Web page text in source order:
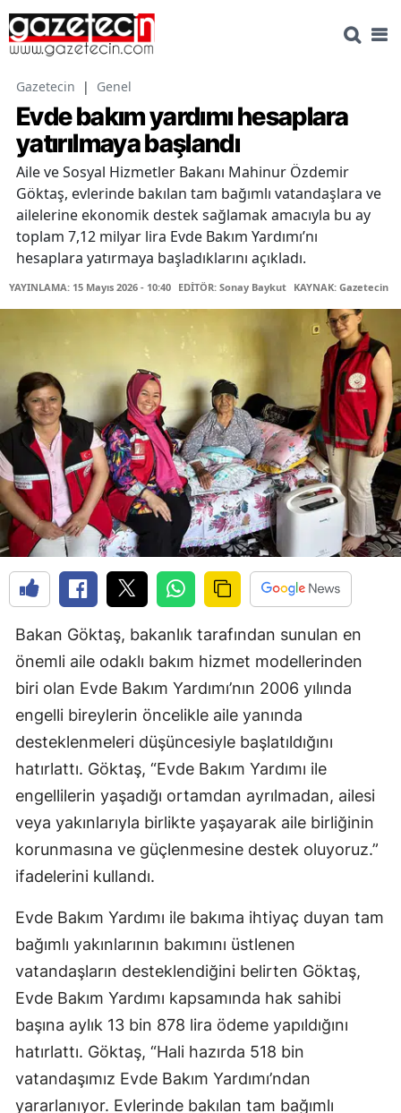
Gazetecin | Genel
Evde bakım yardımı hesaplara
yatırılmaya başlandı
Aile ve Sosyal Hizmetler Bakanı Mahinur Özdemir
Göktaş, evlerinde bakılan tam bağımlı vatandaşlara ve
ailelerine ekonomik destek sağlamak amacıyla bu ay
toplam 7,12 milyar lira Evde Bakım Yardımı’nı
hesaplara yatırmaya başladıklarını açıkladı.
YAYINLAMA: 15 Mayıs 2026 - 10:40 EDİTÖR: Sonay Baykut KAYNAK: Gazetecin
Bakan Göktaş, bakanlık tarafından sunulan en
önemli aile odaklı bakım hizmet modellerinden
biri olan Evde Bakım Yardımı’nın 2006 yılında
engelli bireylerin öncelikle aile yanında
desteklenmeleri düşüncesiyle başlatıldığını
hatırlattı. Göktaş, “Evde Bakım Yardımı ile
engellilerin yaşadığı ortamdan ayrılmadan, ailesi
veya yakınlarıyla birlikte yaşayarak aile birliğinin
korunmasına ve güçlenmesine destek oluyoruz.”
ifadelerini kullandı.
Evde Bakım Yardımı ile bakıma ihtiyaç duyan tam
bağımlı yakınlarının bakımını üstlenen
vatandaşların desteklendiğini belirten Göktaş,
Evde Bakım Yardımı kapsamında hak sahibi
başına aylık 13 bin 878 lira ödeme yapıldığını
hatırlattı. Göktaş, “Hali hazırda 518 bin
vatandaşımız Evde Bakım Yardımı’ndan
yararlanıyor. Evlerinde bakılan tam bağımlı